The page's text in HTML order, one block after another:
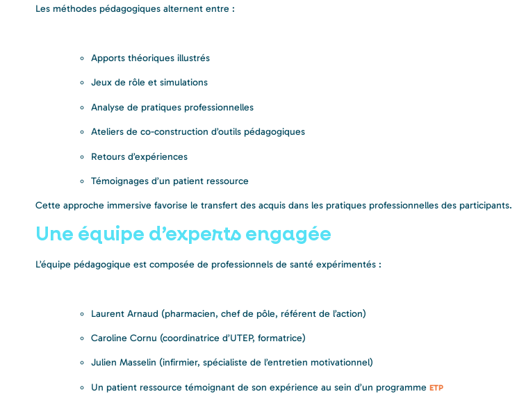
Les méthodes pédagogiques alternent entre :
Apports théoriques illustrés
Jeux de rôle et simulations
Analyse de pratiques professionnelles
Ateliers de co-construction d’outils pédagogiques
Retours d’expériences
Témoignages d’un patient ressource
Cette approche immersive favorise le transfert des acquis dans les pratiques professionnelles des participants.
Une équipe d’experts engagée
L’équipe pédagogique est composée de professionnels de santé expérimentés :
Laurent Arnaud (pharmacien, chef de pôle, référent de l’action)
Caroline Cornu (coordinatrice d’UTEP, formatrice)
Julien Masselin (infirmier, spécialiste de l’entretien motivationnel)
Un patient ressource témoignant de son expérience au sein d’un programme ETP